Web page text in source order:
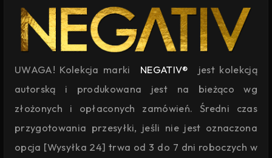
UWAGA! Kolekcja marki NEGATIV®
jest kolekcją
autorską i produkowana jest na bieżąco wg
złożonych i opłaconych zamówień. Średni czas
przygotowania przesyłki, jeśli nie jest oznaczona
opcja [Wysyłka 24] trwa od 3 do 7 dni roboczych w